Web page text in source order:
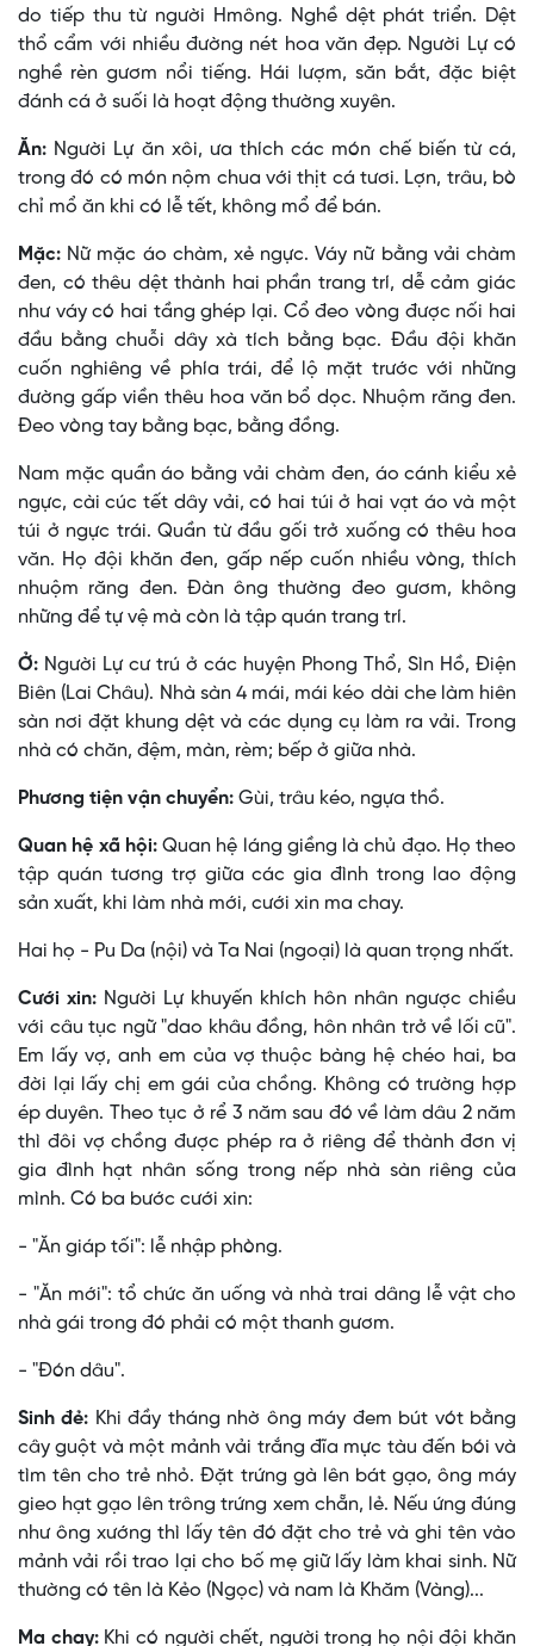
do tiếp thu từ người Hmông. Nghề dệt phát triển. Dệt
thổ cẩm với nhiều đường nét hoa văn đẹp. Người Lự có
nghề rèn gươm nổi tiếng. Hái lượm, săn bắt, đặc biệt
đánh cá ở suối là hoạt động thường xuyên.
Ăn: Người Lự ăn xôi, ưa thích các món chế biến từ cá,
trong đó có món nộm chua với thịt cá tươi. Lợn, trâu, bò
chỉ mổ ăn khi có lễ tết, không mổ để bán.
Mặc: Nữ mặc áo chàm, xẻ ngực. Váy nữ bằng vải chàm
đen, có thêu dệt thành hai phần trang trí, dễ cảm giác
như váy có hai tầng ghép lại. Cổ đeo vòng được nối hai
đầu bằng chuỗi dây xà tích bằng bạc. Ðầu đội khăn
cuốn nghiêng về phía trái, để lộ mặt trước với những
đường gấp viền thêu hoa văn bổ dọc. Nhuộm răng đen.
Ðeo vòng tay bằng bạc, bằng đồng.
Nam mặc quần áo bằng vải chàm đen, áo cánh kiểu xẻ
ngực, cài cúc tết dây vải, có hai túi ở hai vạt áo và một
túi ở ngực trái. Quần từ đầu gối trở xuống có thêu hoa
văn. Họ đội khăn đen, gấp nếp cuốn nhiều vòng, thích
nhuộm răng đen. Ðàn ông thường đeo gươm, không
những để tự vệ mà còn là tập quán trang trí.
Ở: Người Lự cư trú ở các huyện Phong Thổ, Sìn Hồ, Ðiện
Biên (Lai Châu). Nhà sàn 4 mái, mái kéo dài che làm hiên
sàn nơi đặt khung dệt và các dụng cụ làm ra vải. Trong
nhà có chăn, đệm, màn, rèm; bếp ở giữa nhà.
Phương tiện vận chuyển: Gùi, trâu kéo, ngựa thồ.
Quan hệ xã hội: Quan hệ láng giềng là chủ đạo. Họ theo
tập quán tương trợ giữa các gia đình trong lao động
sản xuất, khi làm nhà mới, cưới xin ma chay.
Hai họ - Pu Da (nội) và Ta Nai (ngoại) là quan trọng nhất.
Cưới xin: Người Lự khuyến khích hôn nhân ngược chiều
với câu tục ngữ "dao khâu đồng, hôn nhân trở về lối cũ".
Em lấy vợ, anh em của vợ thuộc bàng hệ chéo hai, ba
đời lại lấy chị em gái của chồng. Không có trường hợp
ép duyên. Theo tục ở rể 3 năm sau đó về làm dâu 2 năm
thì đôi vợ chồng được phép ra ở riêng để thành đơn vị
gia đình hạt nhân sống trong nếp nhà sàn riêng của
mình. Có ba bước cưới xin:
- "Ăn giáp tối": lễ nhập phòng.
- "Ăn mới": tổ chức ăn uống và nhà trai dâng lễ vật cho
nhà gái trong đó phải có một thanh gươm.
- "Ðón dâu".
Sinh đẻ: Khi đầy tháng nhờ ông máy đem bút vót bằng
cây guột và một mảnh vải trắng đĩa mực tàu đến bói và
tìm tên cho trẻ nhỏ. Ðặt trứng gà lên bát gạo, ông máy
gieo hạt gạo lên trông trứng xem chẵn, lẻ. Nếu ứng đúng
như ông xướng thì lấy tên đó đặt cho trẻ và ghi tên vào
mảnh vải rồi trao lại cho bố mẹ giữ lấy làm khai sinh. Nữ
thường có tên là Kẻo (Ngọc) và nam là Khăm (Vàng)...
Ma chay: Khi có người chết, người trong họ nội đội khăn